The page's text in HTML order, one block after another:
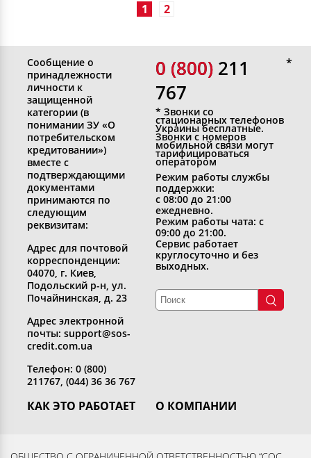
1 2
КАК ЭТО РАБОТАЕТ
Вернуть кредит
О КОМПАНИИ
Раскрытие информации
Сообщение о
принадлежности
личности к
защищенной
категории (в
понимании ЗУ «О
потребительском
кредитовании»)
вместе с
подтверждающими
документами
принимаются по
следующим
реквизитам:
Адрес для почтовой
корреспонденции:
04070, г. Киев,
Подольский р-н, ул.
Почайнинская, д. 23
Адрес электронной
почты: support@sos-
credit.com.ua
Телефон: 0 (800)
211767, (044) 36 36 767
0 (800)
0 (800) 211
767
* Звонки со
стационарных телефонов
Украины бесплатные.
Звонки с номеров
мобильной связи могут
тарифицироваться
оператором
Режим работы службы
поддержки:
с 08:00 до 21:00
ежедневно.
Режим работы чата: с
09:00 до 21:00.
Сервис работает
круглосуточно и без
выходных.